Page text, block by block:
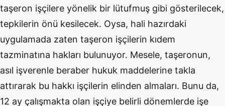
taşeron işçilere yönelik bir lütufmuş gibi gösterilecek,
tepkilerin önü kesilecek. Oysa, hali hazırdaki
uygulamada zaten taşeron işçilerin kıdem
tazminatına hakları bulunuyor. Mesele, taşeronun,
asıl işverenle beraber hukuk maddelerine takla
attırarak bu hakkı işçilerin elinden almaları. Bunu da,
12 ay çalışmakta olan işçiye belirli dönemlerde işe